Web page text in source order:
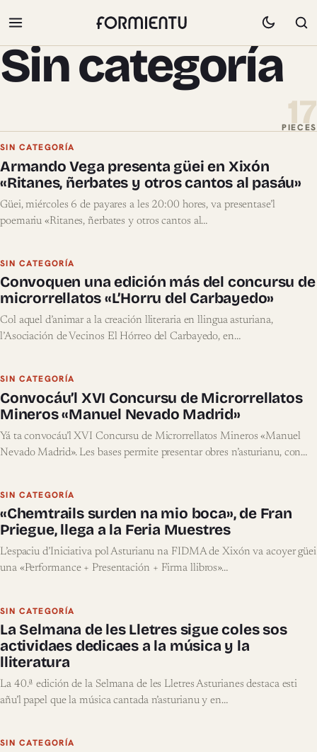
Sin categoría
17
PIECES
Pieces de Sin categoría
SIN CATEGORÍA
Armando Vega presenta güei en Xixón
«Ritanes, ñerbates y otros cantos al pasáu»
Güei, miércoles 6 de payares a les 20:00 hores, va presentase’l
poemariu «Ritanes, ñerbates y otros cantos al…
SIN CATEGORÍA
Convoquen una edición más del concursu de
microrrellatos «L’Horru del Carbayedo»
Col aquel d’animar a la creación lliteraria en llingua asturiana,
l’Asociación de Vecinos El Hórreo del Carbayedo, en…
SIN CATEGORÍA
Convocáu’l XVI Concursu de Microrrellatos
Mineros «Manuel Nevado Madrid»
Yá ta convocáu’l XVI Concursu de Microrrellatos Mineros «Manuel
Nevado Madrid». Les bases permite presentar obres n’asturianu, con…
SIN CATEGORÍA
«Chemtrails surden na mio boca», de Fran
Priegue, llega a la Feria Muestres
L’espaciu d’Iniciativa pol Asturianu na FIDMA de Xixón va acoyer güei
una «Performance + Presentación + Firma llibros»…
SIN CATEGORÍA
La Selmana de les Lletres sigue coles sos
actividaes dedicaes a la música y la
lliteratura
La 40.ª edición de la Selmana de les Lletres Asturianes destaca esti
añu’l papel que la música cantada n’asturianu y en…
SIN CATEGORÍA